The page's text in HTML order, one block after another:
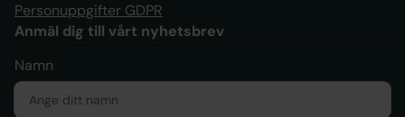
Personuppgifter GDPR
Anmäl dig till vårt nyhetsbrev
Namn